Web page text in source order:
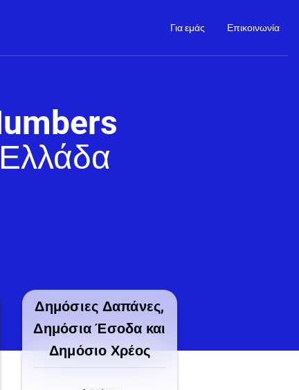
Για εμάς Επικοινωνία
Δημόσιες Δαπάνες,
Δημόσια Έσοδα και
Δημόσιο Χρέος